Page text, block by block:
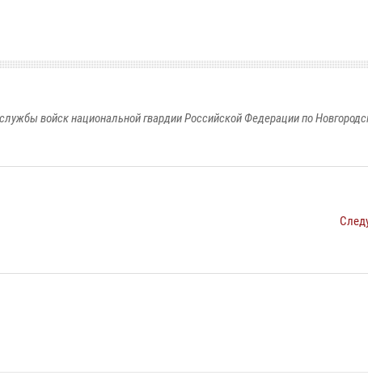
войск национальной гвардии Российской Федерации по